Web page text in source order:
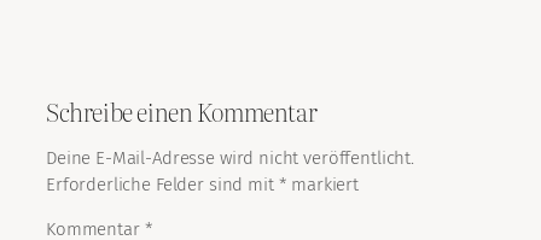
Schreibe einen Kommentar
Deine E-Mail-Adresse wird nicht veröffentlicht.
Erforderliche Felder sind mit * markiert
Kommentar *